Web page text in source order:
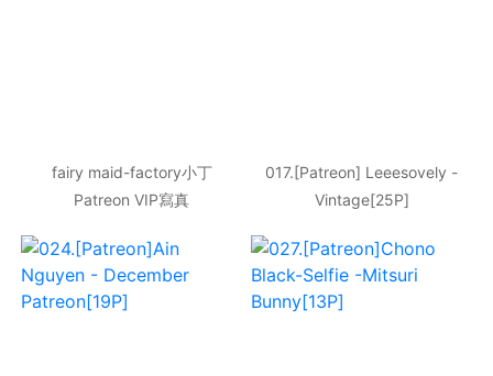
fairy maid-factory小丁
Patreon VIP寫真
017.[Patreon] Leeesovely -
Vintage[25P]